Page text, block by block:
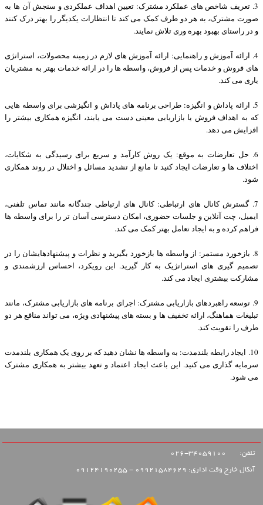
3. تعریف شاخص های عملکرد مشترک: تعیین اهداف عملکردی و سنجش آن ها به
صورت مشترک، به هر دو طرف کمک می کند تا انتظارات یکدیگر را بهتر درک کنند
و در راستای بهبود بهره وری تلاش نمایند.
4. ارائه آموزش و راهنمایی: ارائه آموزش های لازم در زمینه محصولات، استراتژی
های فروش و خدمات پس از فروش، واسطه ها را در ارائه خدمات بهتر به مشتریان
یاری می کند.
5. ارائه پاداش و انگیزه: طراحی برنامه های پاداش و انگیزشی برای واسطه هایی
که به اهداف فروش یا بازاریابی معینی دست می یابند، انگیزه همکاری بیشتر را
افزایش می دهد.
6. حل تعارضات به موقع: یک روش کارآمد و سریع برای رسیدگی به شکایات،
اختلاف ها و تعارضات ایجاد کنید تا مانع از تشدید مسائل و اختلال در روند همکاری
شود.
7. گسترش کانال های ارتباطی: کانال های ارتباطی چندگانه مانند تماس تلفنی،
ایمیل، چت آنلاین و جلسات حضوری، امکان دسترسی آسان تر را برای واسطه ها
فراهم کرده و به ایجاد تعامل بهتر کمک می کند.
8. بازخورد مستمر: از واسطه ها بازخورد بگیرید و نظرات و پیشنهادهایشان را در
تصمیم گیری های استراتژیک به کار گیرید. این رویکرد، احساس ارزشمندی و
مشارکت بیشتری ایجاد می کند.
9. توسعه راهبردهای بازاریابی مشترک: اجرای برنامه های بازاریابی مشترک، مانند
تبلیغات هماهنگ، ارائه تخفیف ها و بسته های پیشنهادی ویژه، می تواند منافع هر دو
طرف را تقویت کند.
10. ایجاد رابطه بلندمدت: به واسطه ها نشان دهید که بر روی یک همکاری بلندمدت
سرمایه گذاری می کنید. این باعث ایجاد اعتماد و تعهد بیشتر به همکاری مشترک
می شود.
تلفن:
آنکال خارج وقت اداری: 09921584629 - 09124190255